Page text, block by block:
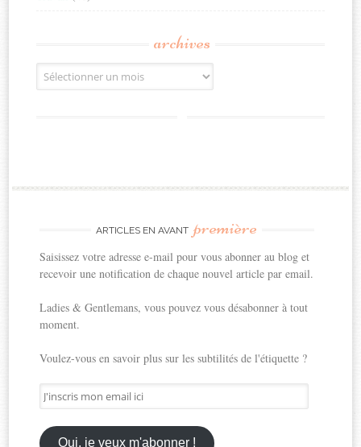
archives
Archives
ARTICLES EN AVANT première
Saisissez votre adresse e-mail pour vous abonner au blog et
recevoir une notification de chaque nouvel article par email.
Ladies & Gentlemans, vous pouvez vous désabonner à tout
moment.
Voulez-vous en savoir plus sur les subtilités de l'étiquette ?
J'inscris
mon
email
ici
Oui, je veux m'abonner !